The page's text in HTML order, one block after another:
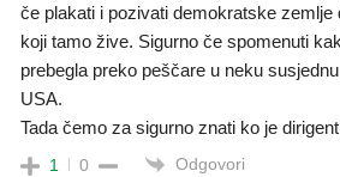
če plakati i pozivati demokratske zemlje
koji tamo žive. Sigurno če spomenuti
prebegla preko peščare u neku
USA.
Tada čemo za sigurno znati ko je
1 0 Odgovori